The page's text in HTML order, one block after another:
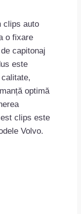
clips auto
o fixare
capitonaj
este
optimă
clips este
Volvo.